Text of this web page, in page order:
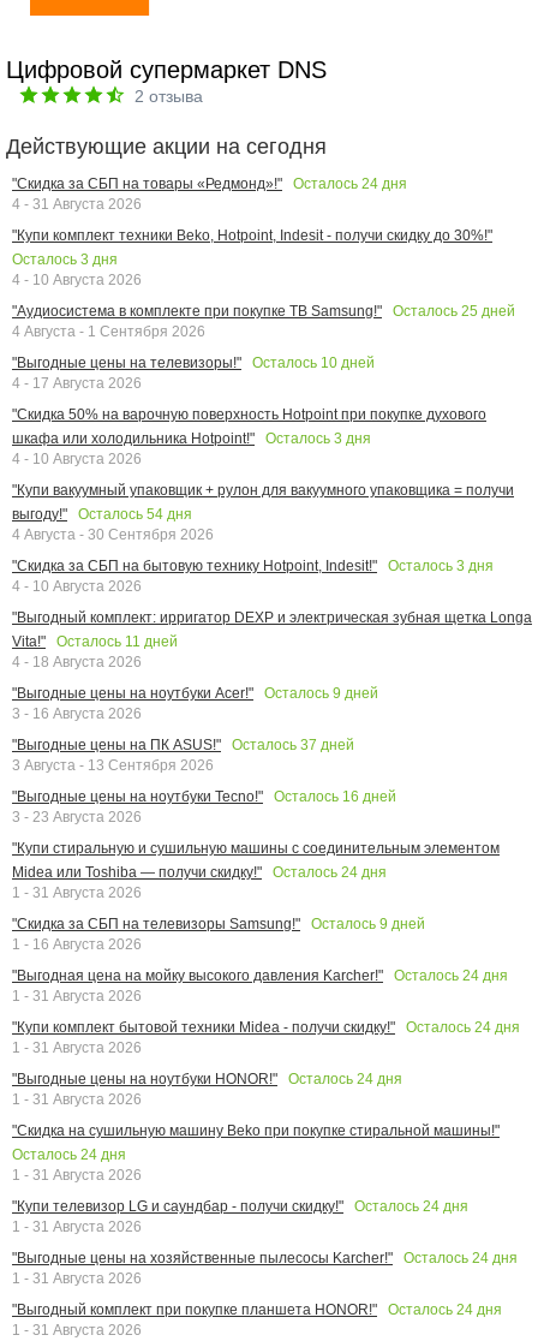
Цифровой супермаркет DNS
2 отзыва
Действующие акции на сегодня
"Скидка за СБП на товары «Редмонд»!" Осталось 24 дня
4 - 31 Августа 2026
"Купи комплект техники Beko, Hotpoint, Indesit - получи скидку до 30%!"
Осталось 3 дня
4 - 10 Августа 2026
"Аудиосистема в комплекте при покупке ТВ Samsung!"
Осталось 25 дней
4 Августа - 1 Сентября 2026
"Выгодные цены на телевизоры!"
Осталось 10 дней
4 - 17 Августа 2026
"Скидка 50% на варочную поверхность Hotpoint при покупке духового
шкафа или холодильника Hotpoint!"
Осталось 3 дня
4 - 10 Августа 2026
"Купи вакуумный упаковщик + рулон для вакуумного упаковщика = получи
выгоду!"
Осталось 54 дня
4 Августа - 30 Сентября 2026
"Скидка за СБП на бытовую технику Hotpoint, Indesit!"
Осталось 3 дня
4 - 10 Августа 2026
"Выгодный комплект: ирригатор DEXP и электрическая зубная щетка Longa
Vita!"
Осталось 11 дней
4 - 18 Августа 2026
"Выгодные цены на ноутбуки Acer!"
Осталось 9 дней
3 - 16 Августа 2026
"Выгодные цены на ПК ASUS!"
Осталось 37 дней
3 Августа - 13 Сентября 2026
"Выгодные цены на ноутбуки Tecno!"
Осталось 16 дней
3 - 23 Августа 2026
"Купи стиральную и сушильную машины с соединительным элементом
Midea или Toshiba — получи скидку!"
Осталось 24 дня
1 - 31 Августа 2026
"Скидка за СБП на телевизоры Samsung!"
Осталось 9 дней
1 - 16 Августа 2026
"Выгодная цена на мойку высокого давления Karcher!"
Осталось 24 дня
1 - 31 Августа 2026
"Купи комплект бытовой техники Midea - получи скидку!"
Осталось 24 дня
1 - 31 Августа 2026
"Выгодные цены на ноутбуки HONOR!"
Осталось 24 дня
1 - 31 Августа 2026
"Скидка на сушильную машину Beko при покупке стиральной машины!"
Осталось 24 дня
1 - 31 Августа 2026
"Купи телевизор LG и саундбар - получи скидку!"
Осталось 24 дня
1 - 31 Августа 2026
"Выгодные цены на хозяйственные пылесосы Karcher!"
Осталось 24 дня
1 - 31 Августа 2026
"Выгодный комплект при покупке планшета HONOR!"
Осталось 24 дня
1 - 31 Августа 2026